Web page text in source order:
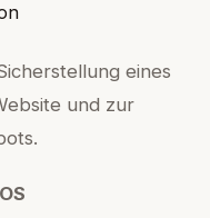
eines
und zur